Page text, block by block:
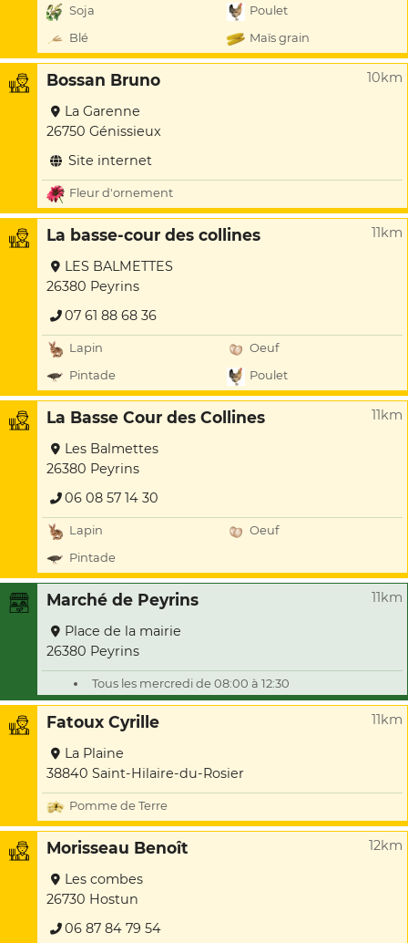
Soja
Poulet
Blé
Maïs grain
Bossan Bruno 10km
La Garenne
26750 Génissieux
Site internet
Fleur d'ornement
La basse-cour des collines 11km
LES BALMETTES
26380 Peyrins
07 61 88 68 36
Lapin
Oeuf
Pintade
Poulet
La Basse Cour des Collines 11km
Les Balmettes
26380 Peyrins
06 08 57 14 30
Lapin
Oeuf
Pintade
Marché de Peyrins 11km
Place de la mairie
26380 Peyrins
Tous les mercredi de 08:00 à 12:30
Fatoux Cyrille 11km
La Plaine
38840 Saint-Hilaire-du-Rosier
Pomme de Terre
Morisseau Benoît 12km
Les combes
26730 Hostun
06 87 84 79 54